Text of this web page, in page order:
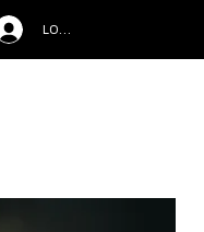
LOG IN